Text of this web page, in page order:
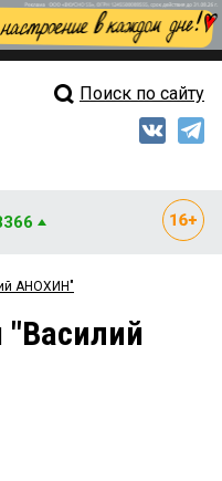
Свежий выпуск
Мнения
Рейтинги
Поиск по сайту
АНОХИН"
"Василий